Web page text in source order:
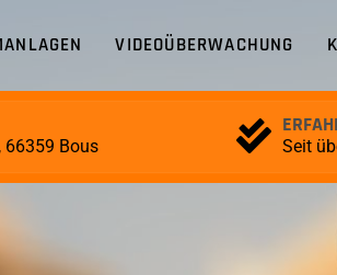
VIDEOÜBERWACHUNG
66359 Bous Seit